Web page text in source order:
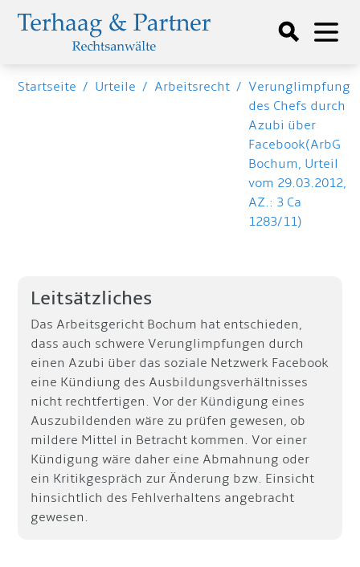
Startseite / Urteile / Arbeitsrecht / Verunglimpfung
des Chefs durch
Azubi über
Facebook(ArbG
Bochum, Urteil
vom 29.03.2012,
AZ.: 3 Ca
1283/11)
Leitsätzliches
Das Arbeitsgericht Bochum hat entschieden,
dass auch schwere Verunglimpfungen durch
einen Azubi über das soziale Netzwerk Facebook
eine Kündiung des Ausbildungsverhältnisses
nicht rechtfertigen. Vor der Kündigung eines
Auszubildenden wäre zu prüfen gewesen, ob
mildere Mittel in Betracht kommen. Vor einer
Kündigung wäre daher eine Abmahnung oder
ein Kritikgespräch zur Änderung bzw. Einsicht
hinsichtlich des Fehlverhaltens angebracht
gewesen.